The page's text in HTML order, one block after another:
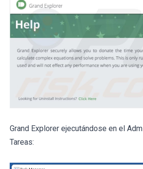
Grand Explorer ejecutándose en el
Tareas: